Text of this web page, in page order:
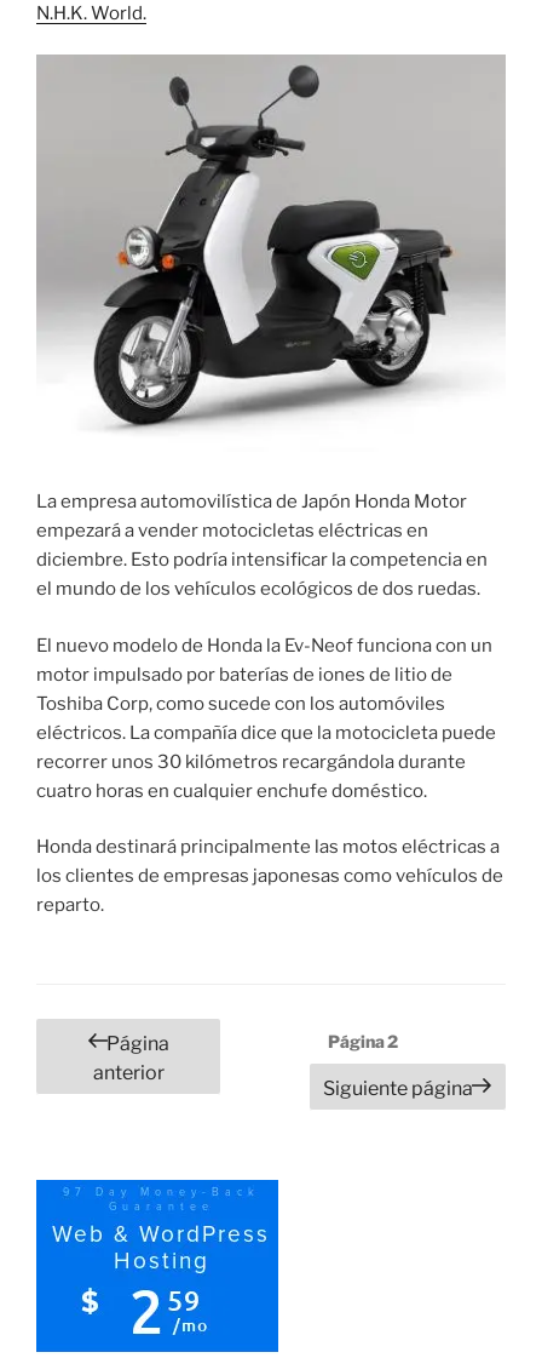
N.H.K. World.
La empresa automovilística de Japón Honda Motor
empezará a vender motocicletas eléctricas en
diciembre. Esto podría intensificar la competencia en
el mundo de los vehículos ecológicos de dos ruedas.
El nuevo modelo de Honda la Ev-Neof funciona con un
motor impulsado por baterías de iones de litio de
Toshiba Corp, como sucede con los automóviles
eléctricos. La compañía dice que la motocicleta puede
recorrer unos 30 kilómetros recargándola durante
cuatro horas en cualquier enchufe doméstico.
Honda destinará principalmente las motos eléctricas a
los clientes de empresas japonesas como vehículos de
reparto.
Paginación
entradas
Página
anterior
Página2
Siguiente página